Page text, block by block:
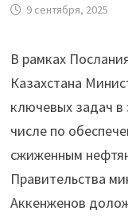
9 сентября, 2025
В рамках
Казахстана
ключевых задач в
числе по
сжиженным
Правительства
Аккенженов